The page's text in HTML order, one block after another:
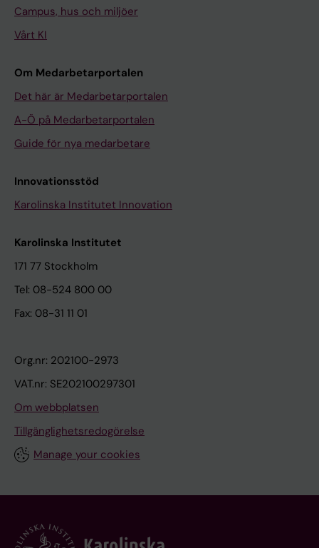
Campus, hus och miljöer
Vårt KI
Om Medarbetarportalen
Det här är Medarbetarportalen
A-Ö på Medarbetarportalen
Guide för nya medarbetare
Innovationsstöd
Karolinska Institutet Innovation
Karolinska Institutet
171 77 Stockholm
Tel: 08-524 800 00
Fax: 08-31 11 01
Org.nr: 202100-2973
VAT.nr: SE202100297301
Om webbplatsen
Tillgänglighetsredogörelse
Manage your cookies